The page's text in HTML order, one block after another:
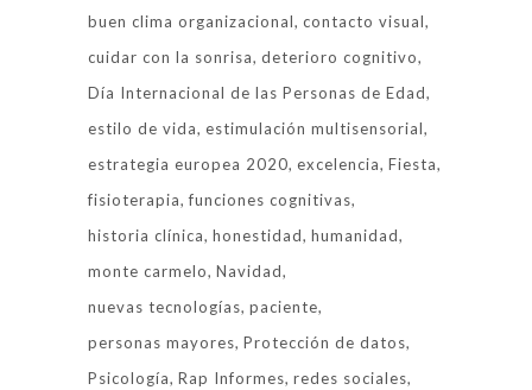
buen clima organizacional contacto visual
cuidar con la sonrisa deterioro cognitivo
Día Internacional de las Personas de Edad
estilo de vida estimulación multisensorial
estrategia europea 2020 excelencia Fiesta
fisioterapia funciones cognitivas
historia clínica honestidad humanidad
monte carmelo Navidad
nuevas tecnologías paciente
personas mayores Protección de datos
Psicología Rap Informes redes sociales